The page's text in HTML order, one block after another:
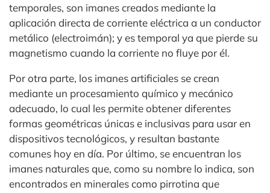
temporales, son imanes creados mediante la
aplicación directa de corriente eléctrica a un conductor
metálico (electroimán); y es temporal ya que pierde su
magnetismo cuando la corriente no fluye por él.
Por otra parte, los imanes artificiales se crean
mediante un procesamiento químico y mecánico
adecuado, lo cual les permite obtener diferentes
formas geométricas únicas e inclusivas para usar en
dispositivos tecnológicos, y resultan bastante
comunes hoy en día. Por último, se encuentran los
imanes naturales que, como su nombre lo indica, son
encontrados en minerales como pirrotina que